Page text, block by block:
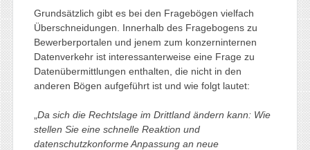
Grundsätzlich gibt es bei den Fragebögen vielfach
Überschneidungen. Innerhalb des Fragebogens zu
Bewerberportalen und jenem zum konzerninternen
Datenverkehr ist interessanterweise eine Frage zu
Datenübermittlungen enthalten, die nicht in den
anderen Bögen aufgeführt ist und wie folgt lautet:
Da sich die Rechtslage im Drittland ändern kann: Wie
stellen Sie eine schnelle Reaktion und
datenschutzkonforme Anpassung an neue